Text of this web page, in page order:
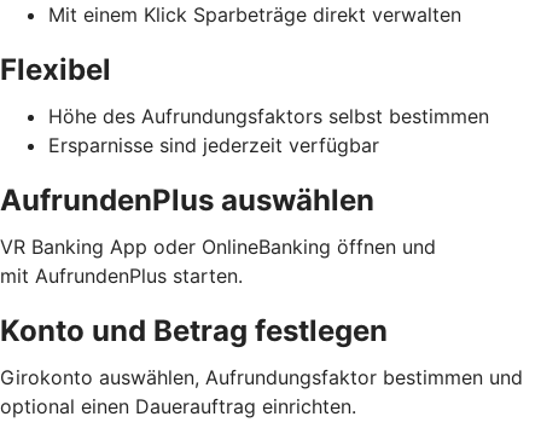
Mit einem Klick Sparbeträge direkt verwalten
Flexibel
Höhe des Aufrundungsfaktors selbst bestimmen
Ersparnisse sind jederzeit verfügbar
AufrundenPlus auswählen
VR Banking App oder OnlineBanking öffnen und
mit AufrundenPlus starten.
Konto und Betrag festlegen
Girokonto auswählen, Aufrundungsfaktor bestimmen und
optional einen Dauerauftrag einrichten.